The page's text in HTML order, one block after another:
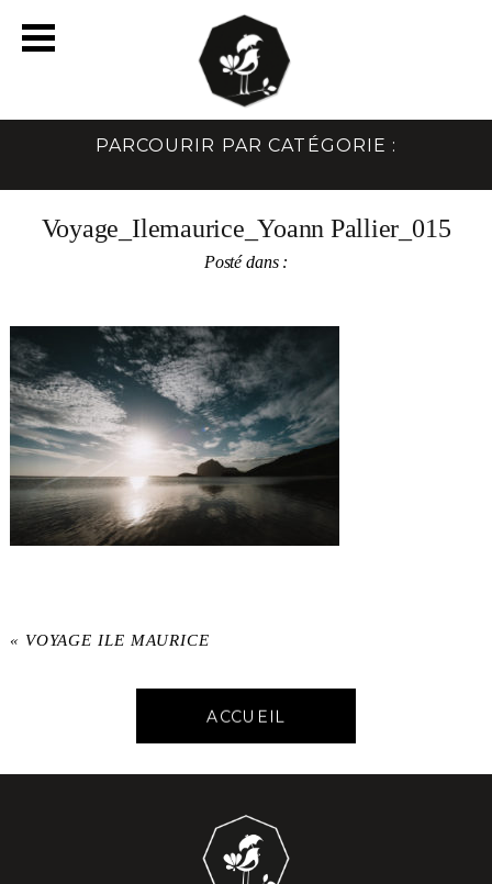
PARCOURIR PAR CATÉGORIE :
Voyage_Ilemaurice_Yoann Pallier_015
Posté dans :
« VOYAGE ILE MAURICE
ACCUEIL